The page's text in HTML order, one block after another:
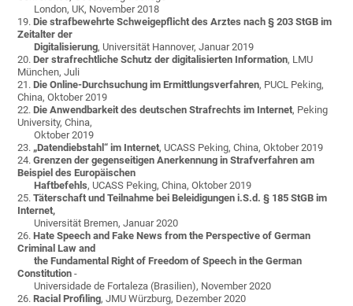
London, UK, November 2018
19.Die strafbewehrte Schweigepflicht des Arztes nach § 203 StGB im
Zeitalter der
Digitalisierung, Universität Hannover, Januar 2019
20.Der strafrechtliche Schutz der digitalisierten Information, LMU
München, Juli
21.Die Online-Durchsuchung im Ermittlungsverfahren, PUCL Peking,
China, Oktober 2019
22.Die Anwendbarkeit des deutschen Strafrechts im Internet, Peking
University, China,
Oktober 2019
23. „Datendiebstahl“ im Internet, UCASS Peking, China, Oktober 2019
24.Grenzen der gegenseitigen Anerkennung in Strafverfahren am
Beispiel des Europäischen
Haftbefehls, UCASS Peking, China, Oktober 2019
25.Täterschaft und Teilnahme bei Beleidigungen i.S.d. § 185 StGB im
Internet,
Universität Bremen, Januar 2020
26.Hate Speech and Fake News from the Perspective of German
Criminal Law and
the Fundamental Right of Freedom of Speech in the German
Constitution -
Universidade de Fortaleza (Brasilien), November 2020
26.Racial Profiling, JMU Würzburg, Dezember 2020